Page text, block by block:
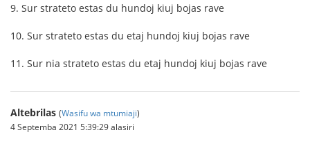
9. Sur strateto estas du hundoj kiuj bojas rave
10. Sur strateto estas du etaj hundoj kiuj bojas rave
11. Sur nia strateto estas du etaj hundoj kiuj bojas rave
Altebrilas (Wasifu wa mtumiaji)
4 Septemba 2021 5:39:29 alasiri